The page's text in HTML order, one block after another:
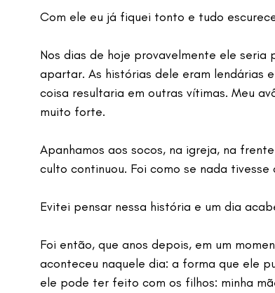
Com ele eu já fiquei tonto e tudo
Nos dias de hoje provavelmente ele seria
apartar. As histórias dele eram lendárias
coisa resultaria em outras vítimas. Meu
muito forte.
Apanhamos aos socos, na igreja, na
culto continuou. Foi como se nada tivesse
Evitei pensar nessa história e um dia
Foi então, que anos depois, em um
aconteceu naquele dia: a forma que ele
ele pode ter feito com os filhos: minha